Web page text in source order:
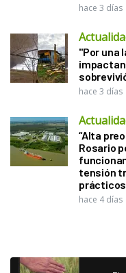
hace 3 días
"Por una
hace 3 días
“Alta
Rosario
tensión
prácticos
hace 4 días